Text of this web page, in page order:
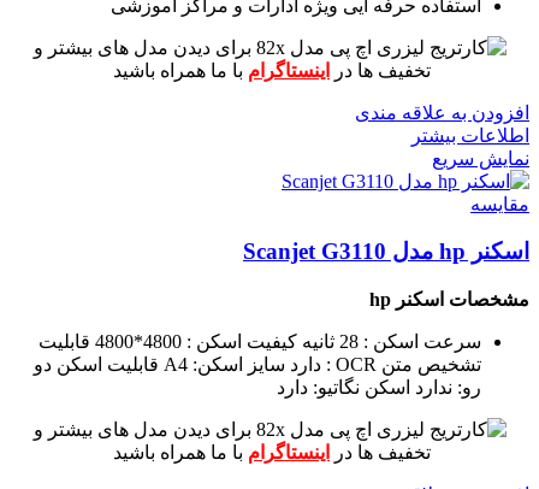
استفاده حرفه ایی ویژه ادارات و مراکز آموزشی
برای دیدن مدل های بیشتر و
تخفیف ها در
اینستاگرام با ما همراه باشید
افزودن به علاقه مندی
اطلاعات بیشتر
نمایش سریع
مقايسه
اسکنر hp مدل Scanjet G3110
مشخصات اسکنر hp
سرعت اسکن : 28 ثانیه کیفیت اسکن : 4800*4800
قابلیت
تشخیص متن OCR : دارد
سایز اسکن: A4
قابلیت اسکن دو
رو: ندارد اسکن نگاتیو: دارد
برای دیدن مدل های بیشتر و
تخفیف ها در
اینستاگرام با ما همراه باشید